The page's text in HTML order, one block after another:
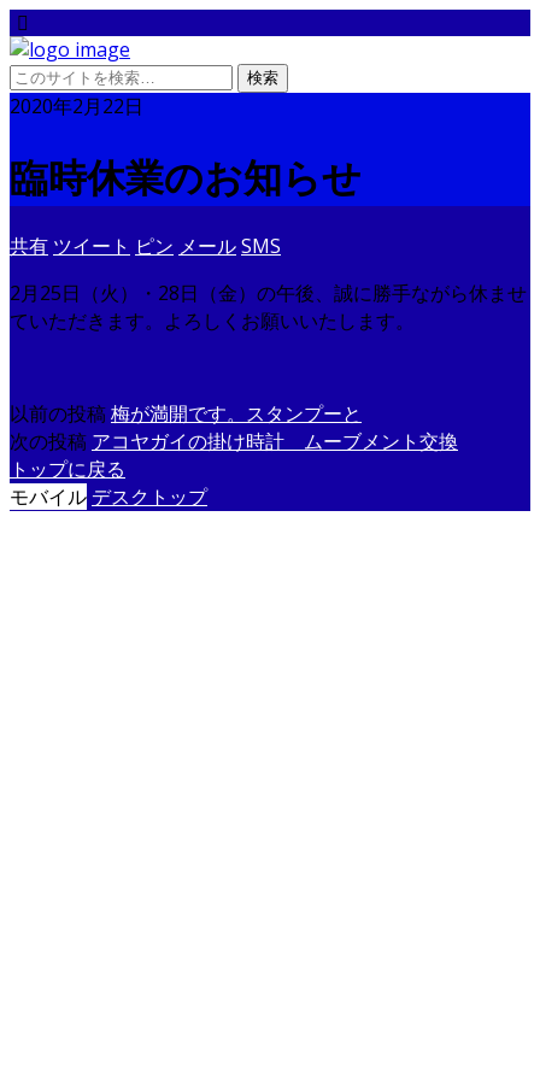
2020年2月22日
臨時休業のお知らせ
共有 ツイート ピン メールSMS
2月25日（火）・28日（金）の午後、誠に勝手ながら休ませ
ていただきます。よろしくお願いいたします。
以前の投稿梅が満開です。スタンプーと
次の投稿 アコヤガイの掛け時計 ムーブメント交換
トップに戻る
モバイル デスクトップ